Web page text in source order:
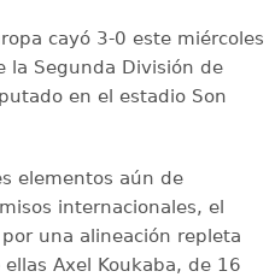
cayó 3-0 este miércoles
la Segunda División de
en el estadio Son
elementos aún de
internacionales, el
una alineación repleta
Axel Koukaba, de 16